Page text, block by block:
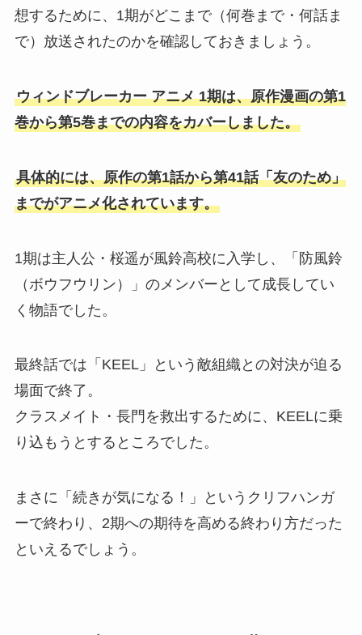
想するために、1期がどこまで（何巻まで・何話ま
で）放送されたのかを確認しておきましょう。
ウィンドブレーカー アニメ 1期は、原作漫画の第1
巻から第5巻までの内容をカバーしました。
具体的には、原作の第1話から第41話「友のため」
までがアニメ化されています。
1期は主人公・桜遥が風鈴高校に入学し、「防風鈴
（ボウフウリン）」のメンバーとして成長してい
く物語でした。
最終話では「KEEL」という敵組織との対決が迫る
場面で終了。
クラスメイト・長門を救出するために、KEELに乗
り込もうとするところでした。
まさに「続きが気になる！」というクリフハンガ
ーで終わり、2期への期待を高める終わり方だった
といえるでしょう。